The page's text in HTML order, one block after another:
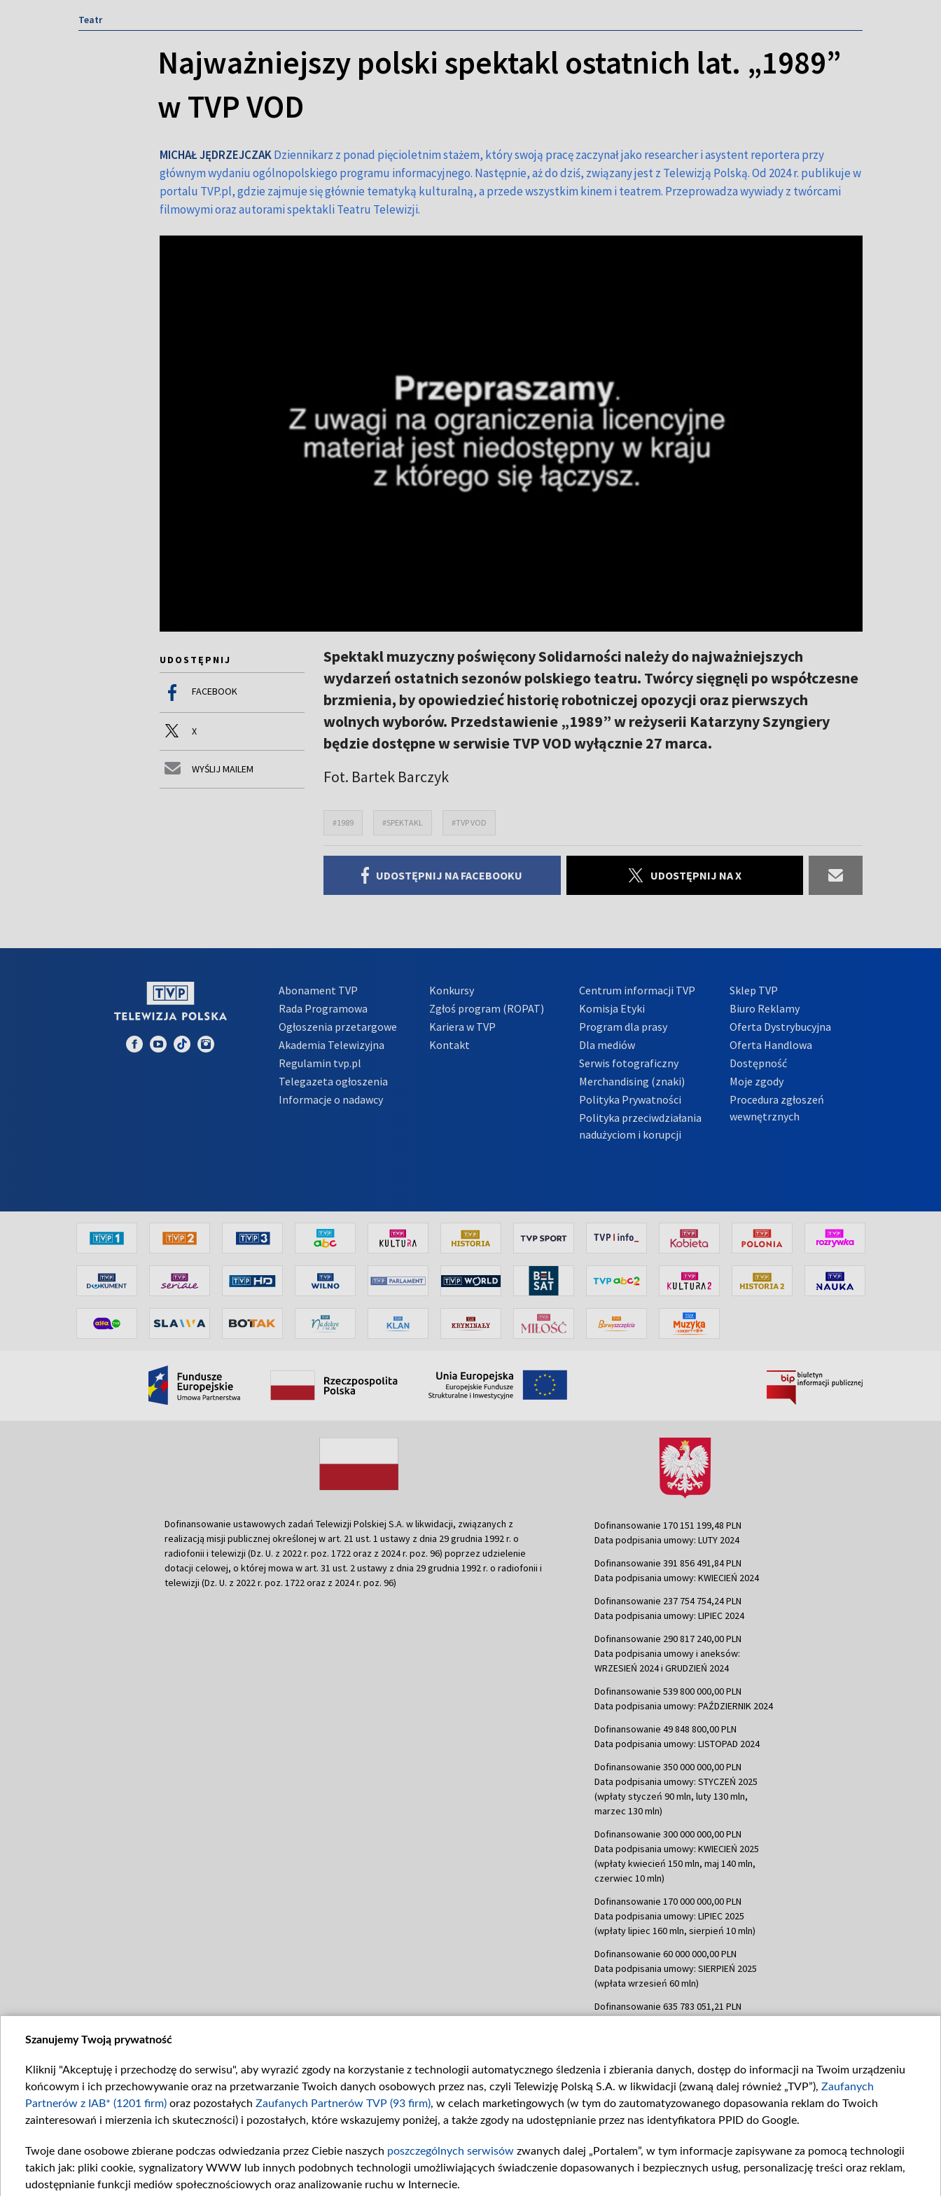
Teatr
Najważniejszy polski spektakl ostatnich lat. „1989”
w TVP VOD
MICHAŁ JĘDRZEJCZAKDziennikarz z ponad pięcioletnim stażem, który swoją pracę zaczynał jako researcher i asystent reportera przy
głównym wydaniu ogólnopolskiego programu informacyjnego. Następnie, aż do dziś, związany jest z Telewizją Polską. Od 2024 r. publikuje w
portalu TVP.pl, gdzie zajmuje się głównie tematyką kulturalną, a przede wszystkim kinem i teatrem. Przeprowadza wywiady z twórcami
filmowymi oraz autorami spektakli Teatru Telewizji.
UDOSTĘPNIJ
FACEBOOK
X
WYŚLIJ MAILEM
Spektakl muzyczny poświęcony Solidarności należy do najważniejszych
wydarzeń ostatnich sezonów polskiego teatru. Twórcy sięgnęli po współczesne
brzmienia, by opowiedzieć historię robotniczej opozycji oraz pierwszych
wolnych wyborów. Przedstawienie „1989” w reżyserii Katarzyny Szyngiery
będzie dostępne w serwisie TVP VOD wyłącznie 27 marca.
Fot. Bartek Barczyk
#1989 #SPEKTAKL #TVP VOD
UDOSTĘPNIJ NA FACEBOOKU UDOSTĘPNIJ NA X
Abonament TVP
Rada Programowa
Ogłoszenia przetargowe
Akademia Telewizyjna
Regulamin tvp.pl
Telegazeta ogłoszenia
Informacje o nadawcy
Konkursy
Zgłoś program (ROPAT)
Kariera w TVP
Kontakt
Centrum informacji TVP
Komisja Etyki
Program dla prasy
Dla mediów
Serwis fotograficzny
Merchandising (znaki)
Polityka Prywatności
Polityka przeciwdziałania
nadużyciom i korupcji
Sklep TVP
Biuro Reklamy
Oferta Dystrybucyjna
Oferta Handlowa
Dostępność
Moje zgody
Procedura zgłoszeń
wewnętrznych
Dofinansowanie ustawowych zadań Telewizji Polskiej S.A. w likwidacji, związanych z
realizacją misji publicznej określonej w art. 21 ust. 1 ustawy z dnia 29 grudnia 1992 r. o
radiofonii i telewizji (Dz. U. z 2022 r. poz. 1722 oraz z 2024 r. poz. 96) poprzez udzielenie
dotacji celowej, o której mowa w art. 31 ust. 2 ustawy z dnia 29 grudnia 1992 r. o radiofonii i
telewizji (Dz. U. z 2022 r. poz. 1722 oraz z 2024 r. poz. 96)
Dofinansowanie 170 151 199,48 PLN
Data podpisania umowy: LUTY 2024
Dofinansowanie 391 856 491,84 PLN
Data podpisania umowy: KWIECIEŃ 2024
Dofinansowanie 237 754 754,24 PLN
Data podpisania umowy: LIPIEC 2024
Dofinansowanie 290 817 240,00 PLN
Data podpisania umowy i aneksów:
WRZESIEŃ 2024 i GRUDZIEŃ 2024
Dofinansowanie 539 800 000,00 PLN
Data podpisania umowy: PAŹDZIERNIK 2024
Dofinansowanie 49 848 800,00 PLN
Data podpisania umowy: LISTOPAD 2024
Dofinansowanie 350 000 000,00 PLN
Data podpisania umowy: STYCZEŃ 2025
(wpłaty styczeń 90 mln, luty 130 mln,
marzec 130 mln)
Dofinansowanie 300 000 000,00 PLN
Data podpisania umowy: KWIECIEŃ 2025
(wpłaty kwiecień 150 mln, maj 140 mln,
czerwiec 10 mln)
Dofinansowanie 170 000 000,00 PLN
Data podpisania umowy: LIPIEC 2025
(wpłaty lipiec 160 mln, sierpień 10 mln)
Dofinansowanie 60 000 000,00 PLN
Data podpisania umowy: SIERPIEŃ 2025
(wpłata wrzesień 60 mln)
Dofinansowanie 635 783 051,21 PLN
Dofinansowanie 48 862 000,00 PLN
Data podpisania umowy: GRUDZIEŃ 2025
(wpłata grudzień 60,548 mln)
Dofinansowanie 900 000 000,00 PLN
26 lutego 80 mln, 4 marca 370 mln,8
kwiecień 180 mln, 7 maja 180 mln, 8
Szanujemy Twoją prywatność
Kliknij "Akceptuję i przechodzę do serwisu", aby wyrazić zgody na korzystanie z technologii automatycznego śledzenia i zbierania danych, dostęp do informacji na Twoim urządzeniu
końcowym i ich przechowywanie oraz na przetwarzanie Twoich danych osobowych przez nas, czyli Telewizję Polską S.A. w likwidacji (zwaną dalej również „TVP”), Zaufanych
Partnerów z IAB* (1201 firm) oraz pozostałych Zaufanych Partnerów TVP (93 firm), w celach marketingowych (w tym do zautomatyzowanego dopasowania reklam do Twoich
zainteresowań i mierzenia ich skuteczności) i pozostałych, które wskazujemy poniżej, a także zgody na udostępnianie przez nas identyfikatora PPID do Google.
Twoje dane osobowe zbierane podczas odwiedzania przez Ciebie naszych poszczególnych serwisów zwanych dalej „Portalem”, w tym informacje zapisywane za pomocą technologii
takich jak: pliki cookie, sygnalizatory WWW lub innych podobnych technologii umożliwiających świadczenie dopasowanych i bezpiecznych usług, personalizację treści oraz reklam,
udostępnianie funkcji mediów społecznościowych oraz analizowanie ruchu w Internecie.